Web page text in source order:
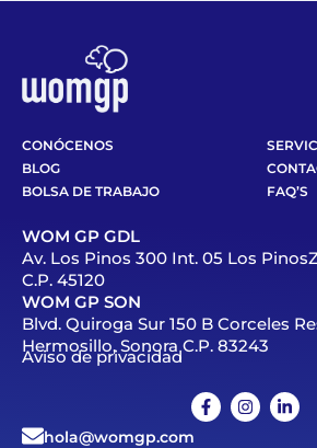
CONÓCENOS
BLOG
BOLSA DE TRABAJO
FAQ’S
WOM GP GDL
Av. Los Pinos 300 Int. 05 Los
C.P. 45120
WOM GP SON
Blvd. Quiroga Sur 150 B Corceles
Hermosillo, Sonora C.P. 83243
Aviso de privacidad
hola@womgp.com